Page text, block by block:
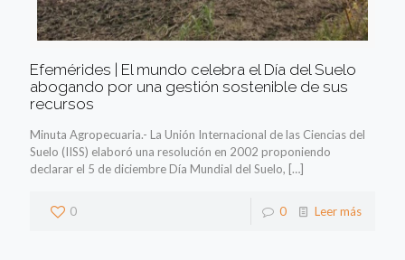
Efemérides | El mundo celebra el Día del Suelo
abogando por una gestión sostenible de sus
recursos
Minuta Agropecuaria.- La Unión Internacional de las Ciencias del
Suelo (IISS) elaboró una resolución en 2002 proponiendo
declarar el 5 de diciembre Día Mundial del Suelo, […]
0 0 Leer más